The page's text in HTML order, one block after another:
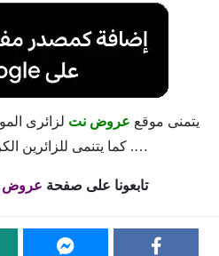
يتمنى موقع عروض نت لزائرى
…. كما يتنمى للزائرين
تابعونا على صفحة عروض